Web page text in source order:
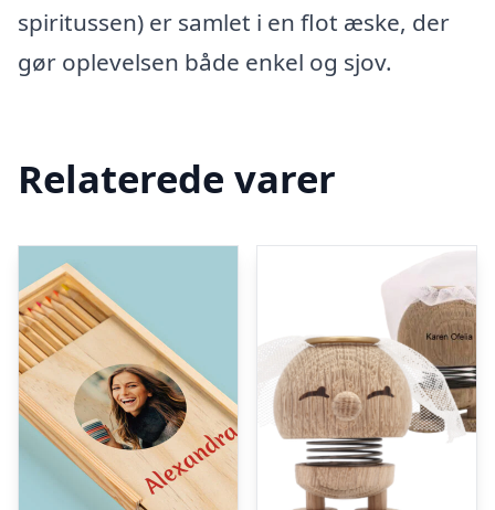
spiritussen) er samlet i en flot æske, der
gør oplevelsen både enkel og sjov.
Relaterede varer